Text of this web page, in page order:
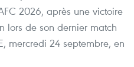
2026, après une victoire
lors de son dernier match
mercredi 24 septembre, en